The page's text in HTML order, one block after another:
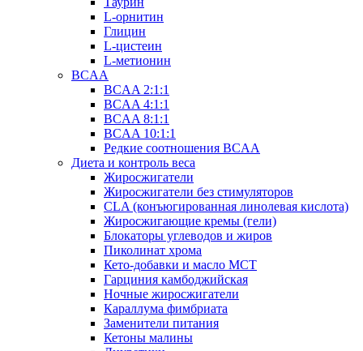
L-орнитин
Глицин
L-цистеин
L-метионин
BCAA
BCAA 2:1:1
BCAA 4:1:1
BCAA 8:1:1
BCAA 10:1:1
Редкие соотношения BCAA
Диета и контроль веса
Жиросжигатели
Жиросжигатели без стимуляторов
CLA (конъюгированная линолевая кислота)
Жиросжигающие кремы (гели)
Блокаторы углеводов и жиров
Пиколинат хрома
Кето-добавки и масло МСТ
Гарциния камбоджийская
Ночные жиросжигатели
Караллума фимбриата
Заменители питания
Кетоны малины